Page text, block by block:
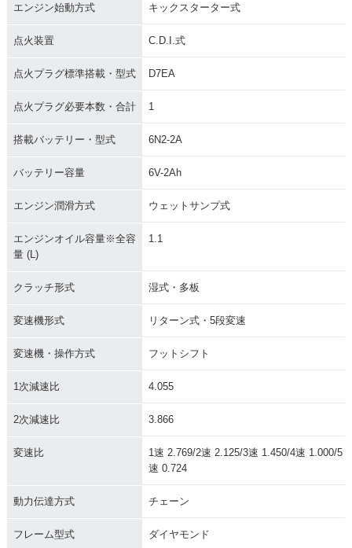
エンジン始動方式 キックスターター式
点火装置 C.D.I.式
点火プラグ標準搭載・型式 D7EA
点火プラグ必要本数・合計 1
搭載バッテリー・型式 6N2-2A
バッテリー容量 6V-2Ah
エンジン潤滑方式 ウェットサンプ式
エンジンオイル容量※全容
量 (L)
1.1
クラッチ形式 湿式・多板
変速機形式 リターン式・5段変速
変速機・操作方式 フットシフト
1次減速比 4.055
2次減速比 3.866
変速比
1速 2.769/2速 2.125/3速 1.450/4速 1.000/5
速 0.724
動力伝達方式 チェーン
フレーム型式 ダイヤモンド